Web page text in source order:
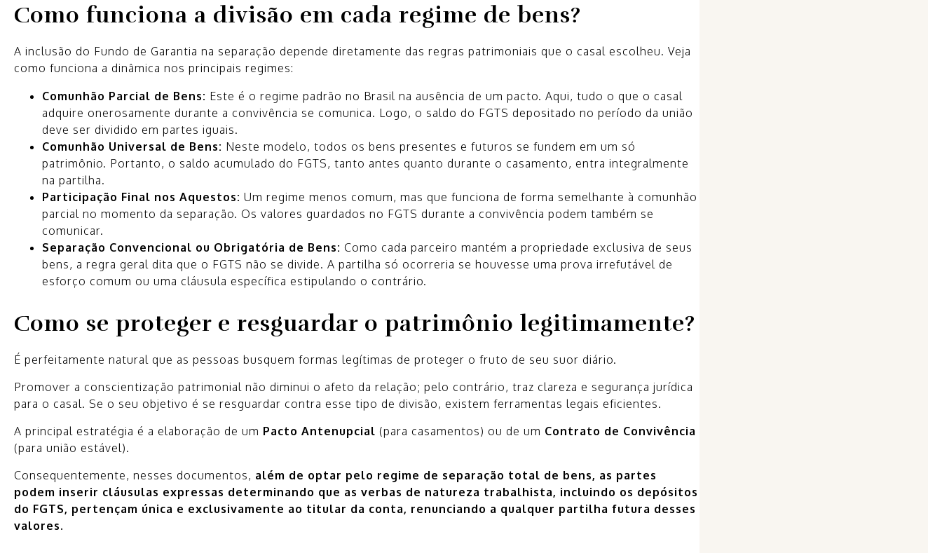
Como funciona a divisão em cada regime de bens?
A inclusão do Fundo de Garantia na separação depende diretamente das regras patrimoniais que o casal escolheu. Veja
como funciona a dinâmica nos principais regimes:
Comunhão Parcial de Bens: Este é o regime padrão no Brasil na ausência de um pacto. Aqui, tudo o que o casal
adquire onerosamente durante a convivência se comunica. Logo, o saldo do FGTS depositado no período da união
deve ser dividido em partes iguais.
Comunhão Universal de Bens: Neste modelo, todos os bens presentes e futuros se fundem em um só
patrimônio. Portanto, o saldo acumulado do FGTS, tanto antes quanto durante o casamento, entra integralmente
na partilha.
Participação Final nos Aquestos: Um regime menos comum, mas que funciona de forma semelhante à comunhão
parcial no momento da separação. Os valores guardados no FGTS durante a convivência podem também se
comunicar.
Separação Convencional ou Obrigatória de Bens: Como cada parceiro mantém a propriedade exclusiva de seus
bens, a regra geral dita que o FGTS não se divide. A partilha só ocorreria se houvesse uma prova irrefutável de
esforço comum ou uma cláusula específica estipulando o contrário.
Como se proteger e resguardar o patrimônio legitimamente?
É perfeitamente natural que as pessoas busquem formas legítimas de proteger o fruto de seu suor diário.
Promover a conscientização patrimonial não diminui o afeto da relação; pelo contrário, traz clareza e segurança jurídica
para o casal. Se o seu objetivo é se resguardar contra esse tipo de divisão, existem ferramentas legais eficientes.
A principal estratégia é a elaboração de um Pacto Antenupcial (para casamentos) ou de um Contrato de Convivência
(para união estável).
Consequentemente, nesses documentos, além de optar pelo regime de separação total de bens, as partes
podem inserir cláusulas expressas determinando que as verbas de natureza trabalhista, incluindo os depósitos
do FGTS, pertençam única e exclusivamente ao titular da conta, renunciando a qualquer partilha futura desses
valores.